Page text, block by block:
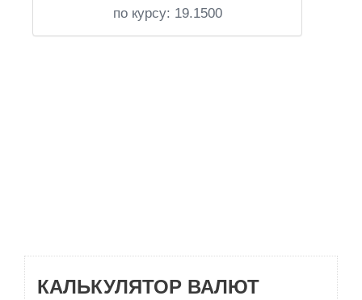
по курсу: 19.1500
КАЛЬКУЛЯТОР ВАЛЮТ